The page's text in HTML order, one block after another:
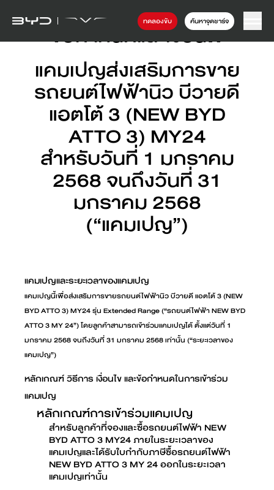
ทดลองขับ ค้นหาจุดชาร์จ
ข้อกำหนดและเงื่อนไข
แคมเปญส่งเสริมการขาย
รถยนต์ไฟฟ้านิว บีวายดี
แอตโต้ 3 (NEW BYD
ATTO 3) MY24
สำหรับวันที่ 1 มกราคม
2568 จนถึงวันที่ 31
มกราคม 2568
(“แคมเปญ”)
แคมเปญและระยะเวลาของแคมเปญ
แคมเปญนี้เพื่อส่งเสริมการขายรถยนต์ไฟฟ้านิว บีวายดี แอตโต้ 3 (NEW
BYD ATTO 3) MY24 รุ่น Extended Range (“รถยนต์ไฟฟ้า NEW BYD
ATTO 3 MY 24”) โดยลูกค้าสามารถเข้าร่วมแคมเปญได้ ตั้งแต่วันที่ 1
มกราคม 2568 จนถึงวันที่ 31 มกราคม 2568 เท่านั้น (“ระยะเวลาของ
แคมเปญ”)
หลักเกณฑ์ วิธีการ เงื่อนไข และข้อกำหนดในการเข้าร่วม
แคมเปญ
หลักเกณฑ์การเข้าร่วมแคมเปญ
สำหรับลูกค้าที่จองและซื้อรถยนต์ไฟฟ้า NEW
BYD ATTO 3 MY24 ภายในระยะเวลาของ
แคมเปญและได้รับใบกำกับภาษีซื้อรถยนต์ไฟฟ้า
NEW BYD ATTO 3 MY 24 ออกในระยะเวลา
แคมเปญเท่านั้น